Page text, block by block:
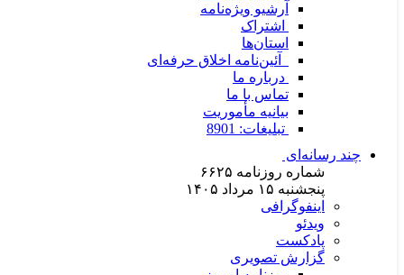
آرشیو ویژه‌نامه
اشتراک
استان‌ها
آئین‌نامه اخلاق حرفه‌ای
درباره ما
تماس با ما
بیانیه مأموریت
تبلیغات: 8901
چند رسانه‌ای
شماره روزنامه ۶۶۲۵
پنجشنبه ۱۵ مرداد ۱۴۰۵
اینفوگرافی
ویدئو
پادکست
گزارش تصویری